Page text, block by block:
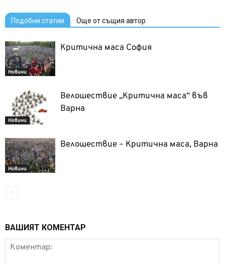
Подобни статии Още от същия автор
Новини
Критична маса София
Новини
Велошествие „Критична маса“ във
Варна
Новини
Велошествие – Критична маса, Варна
ВАШИЯТ КОМЕНТАР